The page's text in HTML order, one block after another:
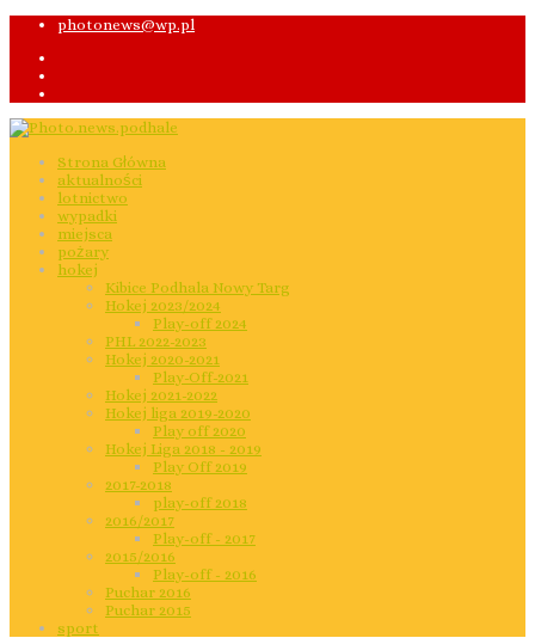
photonews@wp.pl
Strona Główna
aktualności
lotnictwo
wypadki
miejsca
pożary
hokej
Kibice Podhala Nowy Targ
Hokej 2023/2024
Play-off 2024
PHL 2022-2023
Hokej 2020-2021
Play-Off-2021
Hokej 2021-2022
Hokej liga 2019-2020
Play off 2020
Hokej Liga 2018 - 2019
Play Off 2019
2017-2018
play-off 2018
2016/2017
Play-off - 2017
2015/2016
Play-off - 2016
Puchar 2016
Puchar 2015
sport